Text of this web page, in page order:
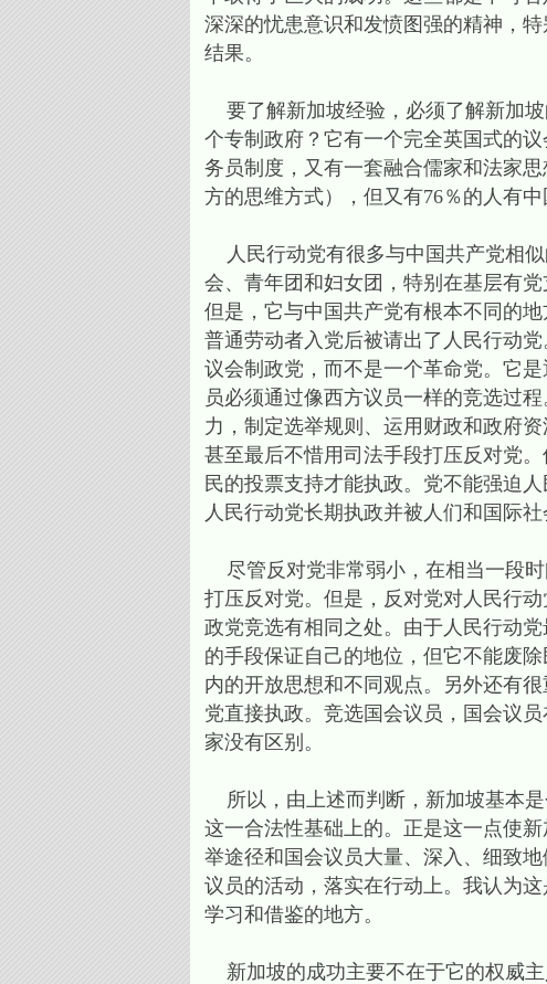
深深的忧患意识和发愤图强的精神，
结果。
要了解新加坡经验，必须了解新加
个专制政府？它有一个完全英国式的
务员制度，又有一套融合儒家和法家
方的思维方式），但又有76％的人有
人民行动党有很多与中国共产党相
会、青年团和妇女团，特别在基层有
但是，它与中国共产党有根本不同的
普通劳动者入党后被请出了人民行动
议会制政党，而不是一个革命党。它
员必须通过像西方议员一样的竞选过
力，制定选举规则、运用财政和政府
甚至最后不惜用司法手段打压反对党
民的投票支持才能执政。党不能强迫
人民行动党长期执政并被人们和国际社
尽管反对党非常弱小，在相当一段
打压反对党。但是，反对党对人民行
政党竞选有相同之处。由于人民行动
的手段保证自己的地位，但它不能废
内的开放思想和不同观点。另外还有
党直接执政。竞选国会议员，国会议
家没有区别。
所以，由上述而判断，新加坡基本
这一合法性基础上的。正是这一点使
举途径和国会议员大量、深入、细致
议员的活动，落实在行动上。我认为
学习和借鉴的地方。
新加坡的成功主要不在于它的权威主